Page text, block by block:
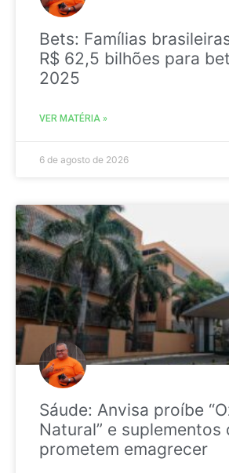
Bets: Famílias
R$ 62,5 bilhões para
2025
VER MATÉRIA »
6 de agosto de 2026
Sáude: Anvisa proíbe
Natural” e suplementos
prometem emagrecer